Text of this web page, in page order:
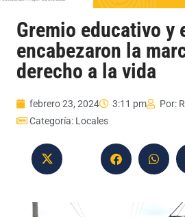
Gremio educativo y
encabezaron la
derecho a la vida
febrero 23, 2024 3:11 pm Por:
Categoría: Locales